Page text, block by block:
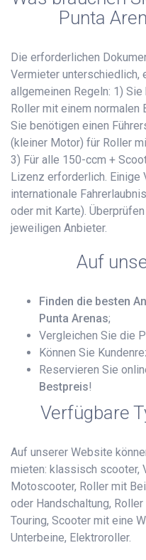
Punta
Die erforderlichen
Vermieter unterschiedlich,
allgemeinen Regeln: 1)
Roller mit einem normalen
Sie benötigen einen
(kleiner Motor) für Roller
3) Für alle 150-ccm +
Lizenz erforderlich. Einige
internationale
oder mit Karte).
jeweiligen Anbieter.
Auf
Finden die besten
Punta Arenas;
Vergleichen Sie die
Können Sie
Reservieren Sie
Bestpreis!
Verfügbare
Auf unserer Website
mieten: klassisch scooter,
Motoscooter, Roller mit
oder Handschaltung,
Touring, Scooter mit eine
Unterbeine, Elektroroller.